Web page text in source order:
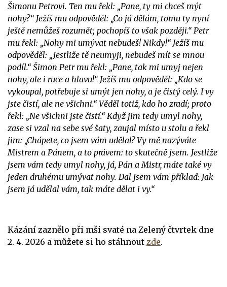
Šimonu Petrovi. Ten mu řekl: „Pane, ty mi chceš mýt
nohy?“ Ježíš mu odpověděl: „Co já dělám, tomu ty nyní
ještě nemůžeš rozumět; pochopíš to však později.“ Petr
mu řekl: „Nohy mi umývat nebudeš! Nikdy!“ Ježíš mu
odpověděl: „Jestliže tě neumyji, nebudeš mít se mnou
podíl.“ Šimon Petr mu řekl: „Pane, tak mi umyj nejen
nohy, ale i ruce a hlavu!“ Ježíš mu odpověděl: „Kdo se
vykoupal, potřebuje si umýt jen nohy, a je čistý celý. I vy
jste čistí, ale ne všichni.“ Věděl totiž, kdo ho zradí; proto
řekl: „Ne všichni jste čistí.“ Když jim tedy umyl nohy,
zase si vzal na sebe své šaty, zaujal místo u stolu a řekl
jim: „Chápete, co jsem vám udělal? Vy mě nazýváte
Mistrem a Pánem, a to právem: to skutečně jsem. Jestliže
jsem vám tedy umyl nohy, já, Pán a Mistr, máte také vy
jeden druhému umývat nohy. Dal jsem vám příklad: Jak
jsem já udělal vám, tak máte dělat i vy.“
Kázání zaznělo při mši svaté na Zelený čtvrtek dne
2. 4. 2026 a můžete si ho stáhnout zde.